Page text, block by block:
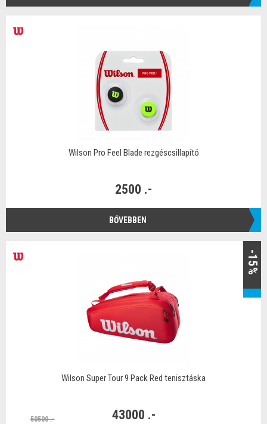
Wilson Pro Feel Blade rezgéscsillapító
2500 .-
BŐVEBBEN
-15%
Wilson Super Tour 9 Pack Red tenisztáska
50500 .- 43000 .-